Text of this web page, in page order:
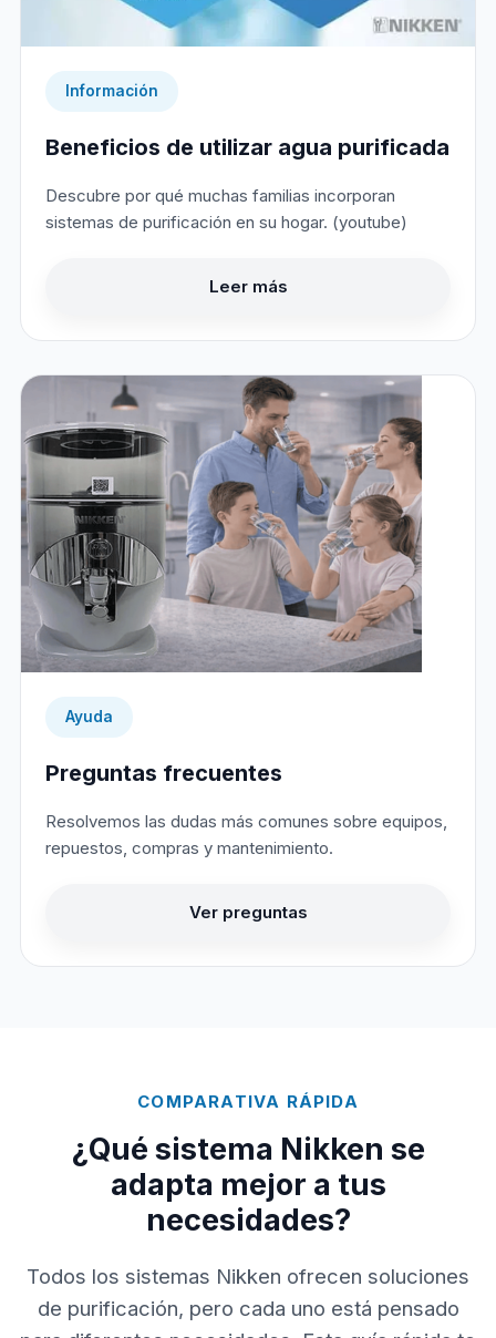
Información
Beneficios de utilizar agua purificada
Descubre por qué muchas familias incorporan
sistemas de purificación en su hogar. (youtube)
Leer más
Ayuda
Preguntas frecuentes
Resolvemos las dudas más comunes sobre equipos,
repuestos, compras y mantenimiento.
Ver preguntas
COMPARATIVA RÁPIDA
¿Qué sistema Nikken se
adapta mejor a tus
necesidades?
Todos los sistemas Nikken ofrecen soluciones
de purificación, pero cada uno está pensado